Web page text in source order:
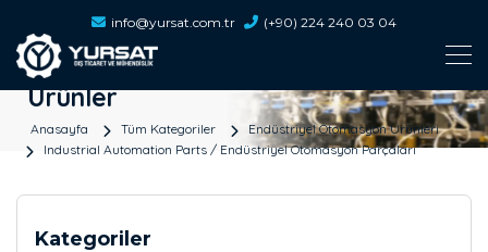
info@yursat.com.tr (+90) 224 240 03 04
Ürünler
Anasayfa Tüm Kategoriler
Endüstriyel Otomasyon Ürünleri
Industrial Automation Parts / Endüstriyel Otomasyon Parçaları
Kategoriler